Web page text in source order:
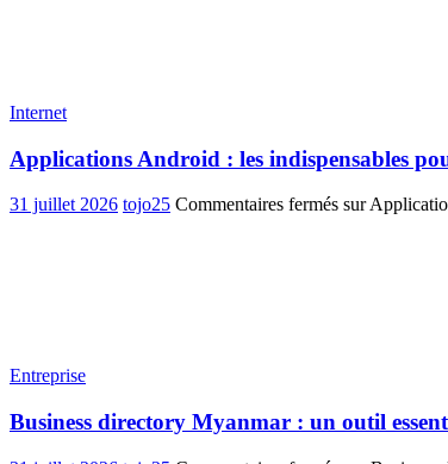
Internet
Applications Android : les indispensables
31 juillet 2026 tojo25 Commentaires fermés sur
Entreprise
Business directory Myanmar : un outil